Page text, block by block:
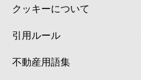
クッキーについて
引用ルール
不動産用語集